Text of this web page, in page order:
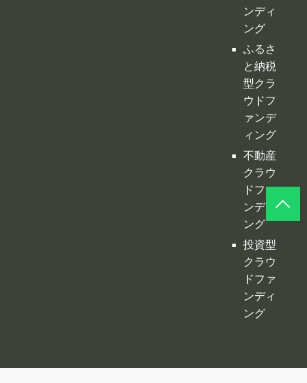
ンディ
ング
ふるさ
と納税
型クラ
ウドフ
ァンデ
ィング
不動産
クラウ
ドファ
ンディ
ング
投資型
クラウ
ドファ
ンディ
ング